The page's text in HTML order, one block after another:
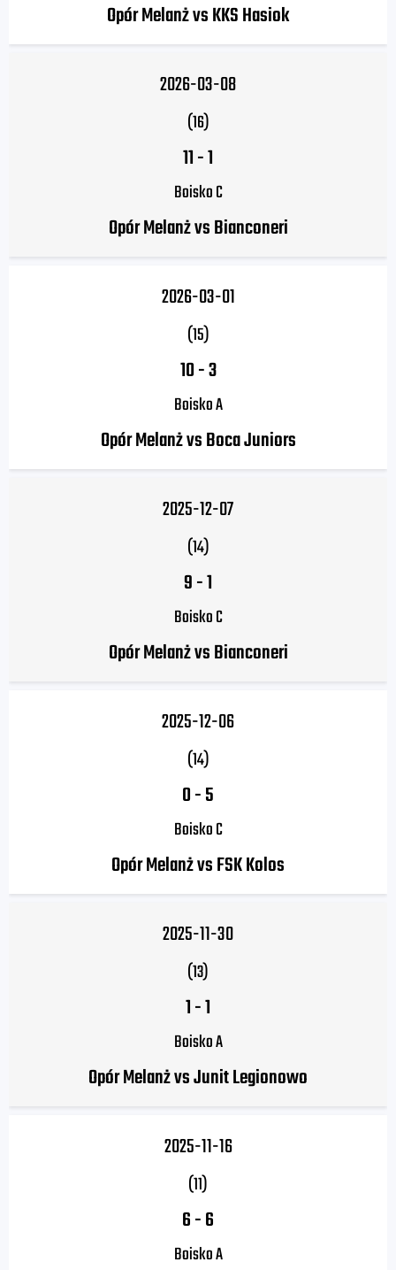
Opór Melanż vs KKS Hasiok
2026-03-08
(16)
11-1
Boisko C
Opór Melanż vs Bianconeri
2026-03-01
(15)
10-3
Boisko A
Opór Melanż vs Boca Juniors
2025-12-07
(14)
9-1
Boisko C
Opór Melanż vs Bianconeri
2025-12-06
(14)
0-5
Boisko C
Opór Melanż vs FSK Kolos
2025-11-30
(13)
1-1
Boisko A
Opór Melanż vs Junit Legionowo
2025-11-16
(11)
6-6
Boisko A